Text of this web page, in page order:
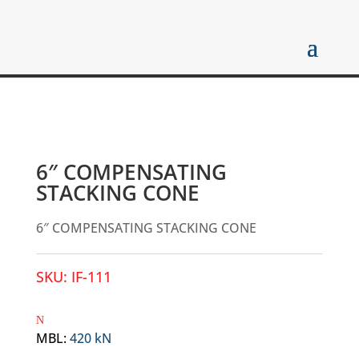
6″ COMPENSATING
STACKING CONE
6″ COMPENSATING STACKING CONE
SKU: IF-111
MBL:420 kN